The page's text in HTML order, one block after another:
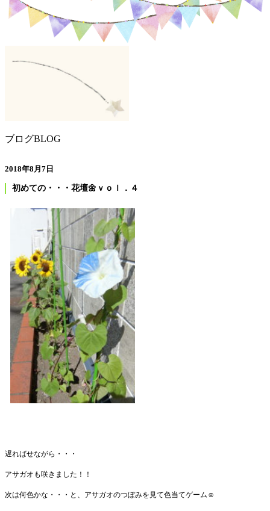
ブログBLOG
2018年8月7日
初めての・・・花壇🌼ｖｏｌ．４
遅ればせながら・・・
アサガオも咲きました！！
次は何色かな・・・と、アサガオのつぼみを見て色当てゲーム☺